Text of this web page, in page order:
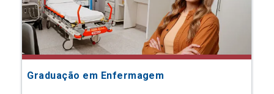
Graduação em Enfermagem